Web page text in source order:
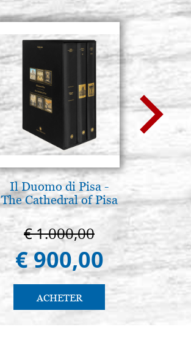
ACHETER
Il Duomo di Pisa -
The Cathedral of Pisa
€ 1.000,00
€ 900,00
ACHETER
€
€